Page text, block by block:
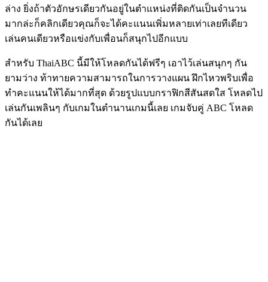
ล่าง ยิ่งถ้าตัวอักษรเดียวกันอยู่ในตำแหน่งที่ติดกันเป็นจำนวน
มากล่ะก็คลิกเดียวคุณก็จะได้คะแนนเพิ่มหลายเท่าเลยทีเดียว
เล่นคนเดียวหรือแข่งกับเพื่อนก็สนุกไปอีกแบบ
สำหรับ ThaiABC นี้มีให้โหลดกันได้ฟรีๆ เอาไว้เล่นสนุกๆ กัน
ยามว่าง ท้าทายความสามารถในการวางแผน ฝึกไหวพริบเพื่อ
ทำคะแนนให้ได้มากที่สุด ด้วยรูปแบบกราฟิกสีสันสดใส โหลดไป
เล่นกันเพลินๆ กับเกมในตำนานเกมนี้เลย เกมจับคู่ ABC โหลด
กันได้เลย